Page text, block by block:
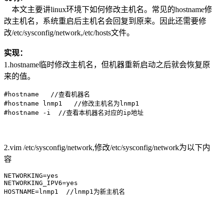
本文主要讲linux环境下如何修改主机名。常见的hostname修
改主机名，系统重启后主机名会回复到原来。因此还需要修
改/etc/sysconfig/network,/etc/hosts文件。
实现：
1.hostname临时修改主机名，但机器重新启动之后就会恢复原
来的值。
#hostname   //查看机器名
#hostname lnmp1   //修改主机名为lnmp1
2.vim /etc/sysconfig/network,修改/etc/sysconfig/network为以下内
容
NETWORKING=yes
NETWORKING_IPV6=yes